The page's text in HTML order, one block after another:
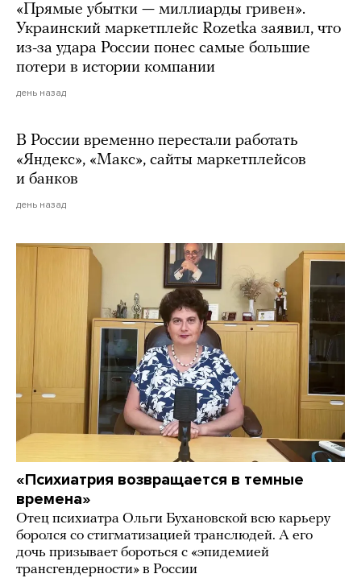
«Прямые убытки — миллиарды гривен».
Украинский маркетплейс Rozetka заявил, что
из-за удара России понес самые большие
потери в истории компании
день назад
В России временно перестали работать
«Яндекс», «Макс», сайты маркетплейсов
и банков
день назад
«Психиатрия возвращается в темные
времена»
Отец психиатра Ольги Бухановской всю карьеру
боролся со стигматизацией транслюдей. А его
дочь призывает бороться с «эпидемией
трансгендерности» в России